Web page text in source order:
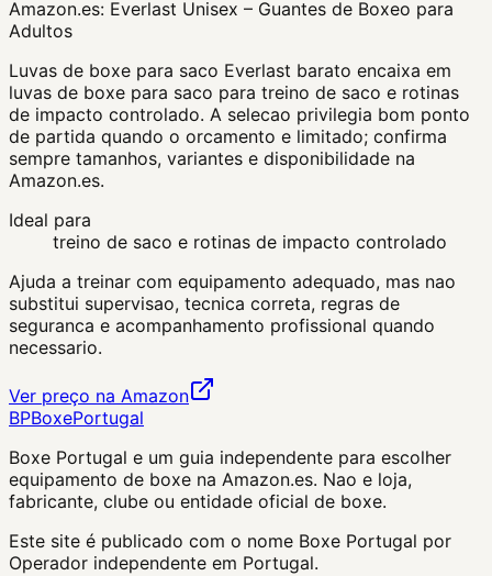
Amazon.es: Everlast Unisex – Guantes de Boxeo para
Adultos
Luvas de boxe para saco Everlast barato encaixa em
luvas de boxe para saco para treino de saco e rotinas
de impacto controlado. A selecao privilegia bom ponto
de partida quando o orcamento e limitado; confirma
sempre tamanhos, variantes e disponibilidade na
Amazon.es.
Ideal para
treino de saco e rotinas de impacto controlado
Ajuda a treinar com equipamento adequado, mas nao
substitui supervisao, tecnica correta, regras de
seguranca e acompanhamento profissional quando
necessario.
Ver preço na Amazon
BPBoxePortugal
Boxe Portugal e um guia independente para escolher
equipamento de boxe na Amazon.es. Nao e loja,
fabricante, clube ou entidade oficial de boxe.
Este site é publicado com o nome Boxe Portugal por
Operador independente em Portugal.